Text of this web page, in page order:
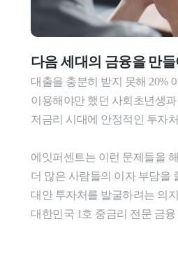
다음 세대의 금융을 만
대출을 충분히 받지 못해 20%
이용해야만 했던 사회초년생
저금리 시대에 안정적인 투자
에잇퍼센트는 이런 문제들을
더 많은 사람들의 이자 부담을
대안 투자처를 발굴하려는 의
대한민국 1호 중금리 전문 금